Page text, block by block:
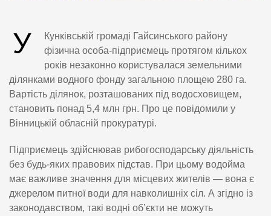
У
Кунківській громаді Гайсинського району
фізична особа-підприємець протягом кількох
років незаконно користувалася земельними
ділянками водного фонду загальною площею 280 га.
Вартість ділянок, розташованих під водосховищем,
становить понад 5,4 млн грн. Про це повідомили у
Вінницькій обласній прокуратурі.
Підприємець здійснював рибогосподарську діяльність
без будь-яких правових підстав. При цьому водойма
має важливе значення для місцевих жителів — вона є
джерелом питної води для навколишніх сіл. А згідно із
законодавством, такі водні об’єкти не можуть